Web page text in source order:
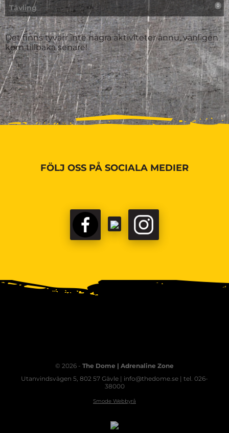
Tävling 0
Det finns tyvärr inte några aktiviteter ännu, vänligen
kom tillbaka senare!
FÖLJ OSS PÅ SOCIALA MEDIER
© 2026 - The Dome | Adrenaline Zone
Utanvindsvägen 5, 802 57 Gävle | info@thedome.se | tel. 026-
38000
Smode Webbyrå